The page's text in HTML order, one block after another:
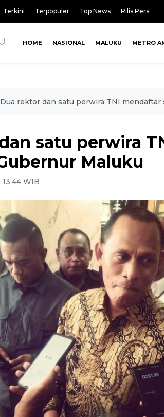
Terkini Terpopuler Top News Rilis Pers
HOME NASIONAL MALUKU METRO
Dua rektor dan satu perwira TNI mendaftar
satu perwira
Maluku
WIB